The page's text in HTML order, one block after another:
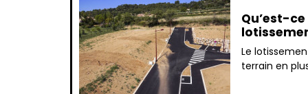
Qu’est-
Le
terrain en